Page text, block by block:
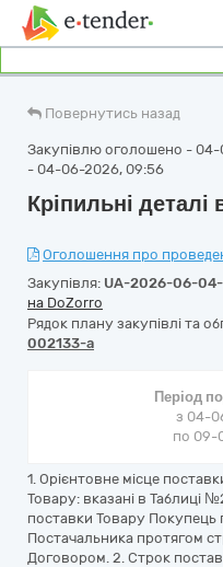
Повернутись назад
Закупівлю оголошено - 04-
- 04-06-2026, 09:56
Кріпильні деталі
Оголошення про
Закупівля: UA-2026-06-04-
на DoZorro
Рядок плану закупівлі та
002133-a
Період
з 04-
по 09-
1. Орієнтовне місце
Товару: вказані в Таблиці
поставки Товару Покупець
Постачальника протягом
Договором. 2. Строк